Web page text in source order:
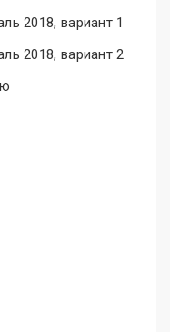
2018, вариант 1
2018, вариант 2